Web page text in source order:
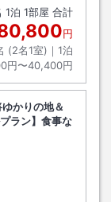
1泊 1部屋 合計
円
(2名1室)｜ 1泊
円〜40,400円
かりの地＆
ラン】食事な